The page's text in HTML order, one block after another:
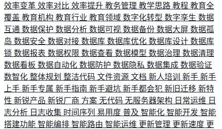
效率变革 效率对比 效率提升 教务管理 教学思路 教程 教育全
覆盖 教育机构 教育行业 教育领域 数字化转型 数字孪生 数据
互通 数据保护 数据分析 数据可视 数据备份 数据大屏 数据孤
岛 数据安全 数据对接 数据库 数据库优化 数据库设计 数据库
锁 数据报表 数据权限 数据查看 数据模型 数据治理 数据清理
数据看板 数据自动化 数据防护 数据隐私 数据集成 数据验证
数智化 整体规划 整洁代码 文件资源 文档 新人培训 新手 新手
上手 新手专属 新手指南 新手避坑 新手都会犯 新旧迁移 新特
性 新锐产品 新锐厂商 方案 无代码 无服务器架构 日常运维 日
志分析 日志收集 时间序列 易用度 普及 智能化 智能开发 智能
搭建功能 智能编排 智能路由 智能运维 更新管理 更新速度 更